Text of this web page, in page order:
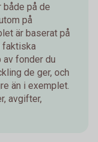
både på de
på
är baserat på
faktiska
av fonder du
de ger, och
än i exemplet.
avgifter,